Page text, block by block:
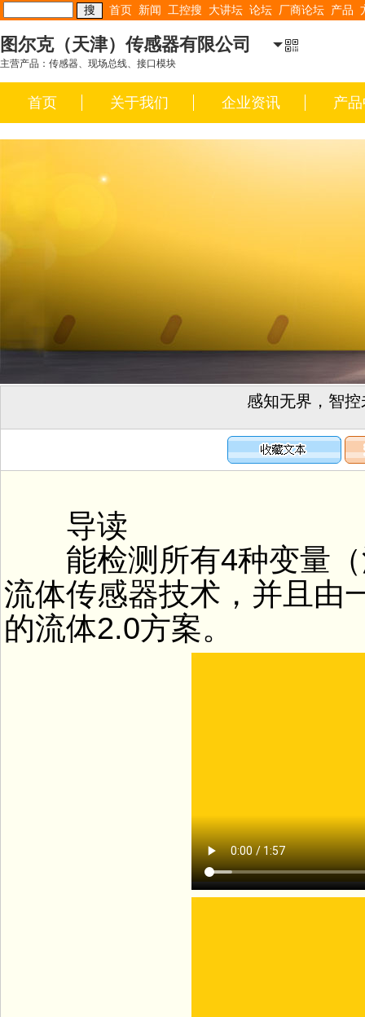
首页 新闻 工控搜 大讲坛 论坛 厂商论坛 产品
图尔克（天津）传感器有限公司
主营产品：传感器、现场总线、接口模块
首页 关于我们 企业资讯 产
感知无界，智
导读
能检测所有4种变量（
流体传感器技术，并且由
的流体2.0方案。